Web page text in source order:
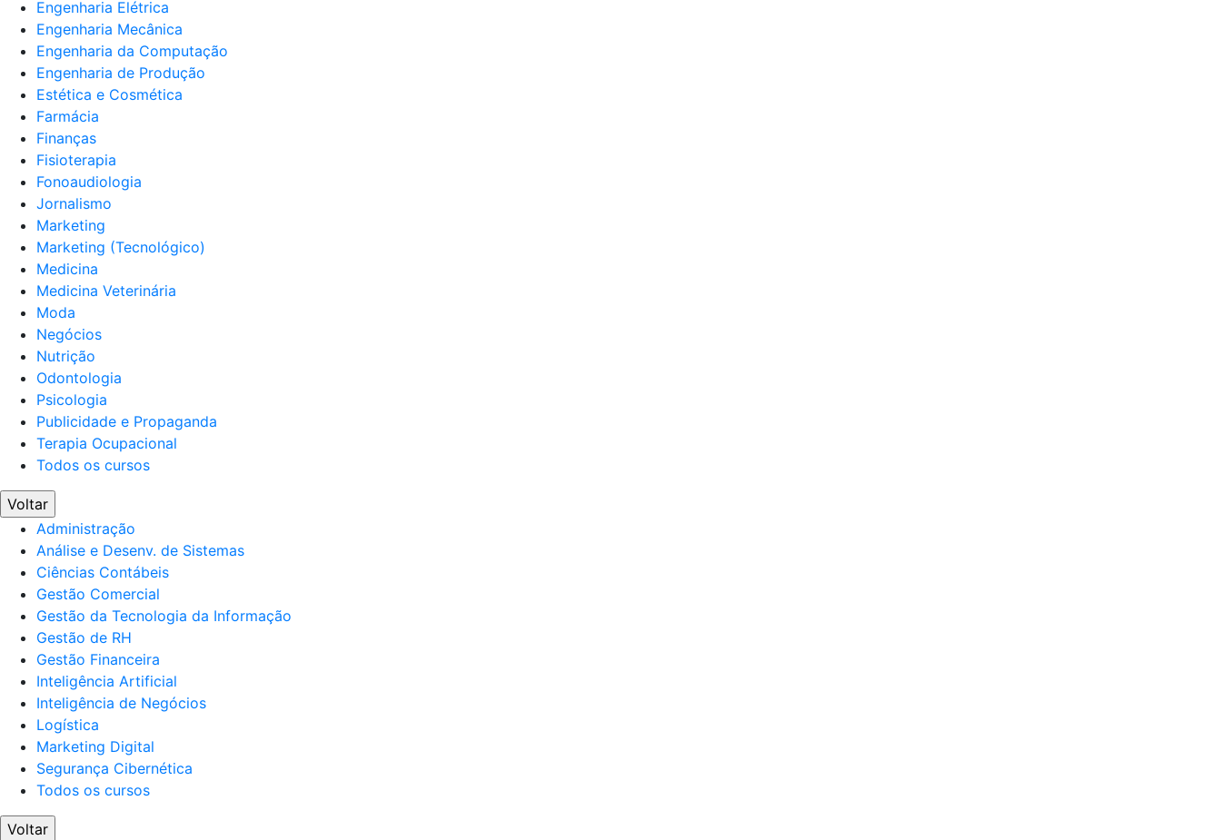
Engenharia Elétrica
Engenharia Mecânica
Engenharia da Computação
Engenharia de Produção
Estética e Cosmética
Farmácia
Finanças
Fisioterapia
Fonoaudiologia
Jornalismo
Marketing
Marketing (Tecnológico)
Medicina
Medicina Veterinária
Moda
Negócios
Nutrição
Odontologia
Psicologia
Publicidade e Propaganda
Terapia Ocupacional
Todos os cursos
Voltar
Administração
Análise e Desenv. de Sistemas
Ciências Contábeis
Gestão Comercial
Gestão da Tecnologia da Informação
Gestão de RH
Gestão Financeira
Inteligência Artificial
Inteligência de Negócios
Logística
Marketing Digital
Segurança Cibernética
Todos os cursos
Voltar